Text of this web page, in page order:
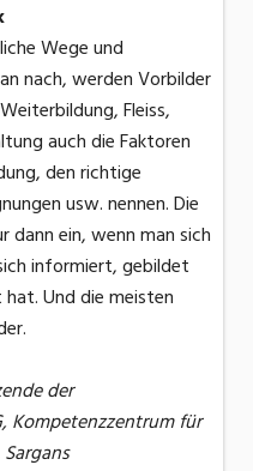
Wege und
nach, werden Vorbilder
Fleiss,
auch die Faktoren
den richtige
usw. nennen. Die
ein, wenn man sich
informiert, gebildet
Und die meisten
der
Kompetenzzentrum für